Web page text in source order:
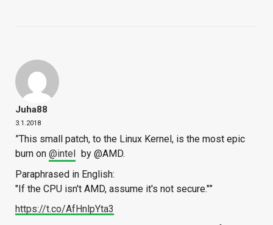
Juha88
3.1.2018
”This small patch, to the Linux Kernel, is the most epic
burn on @intel by @AMD.
Paraphrased in English:
"If the CPU isn't AMD, assume it's not secure."”
https://t.co/AfHnlpYta3